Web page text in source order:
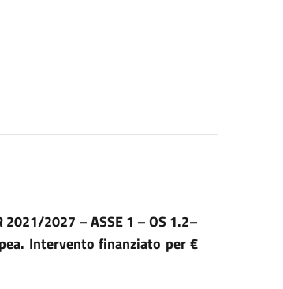
2021/2027 – ASSE 1 – OS 1.2–
Intervento finanziato per €